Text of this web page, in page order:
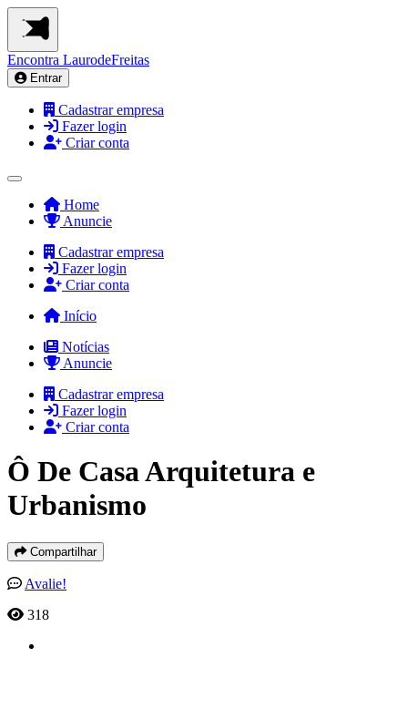
Encontra LaurodeFreitas
Entrar
Cadastrar empresa
Fazer login
Criar conta
Home
Anuncie
Cadastrar empresa
Fazer login
Criar conta
Início
Notícias
Anuncie
Cadastrar empresa
Fazer login
Criar conta
Ô De Casa Arquitetura e
Urbanismo
Compartilhar
Avalie!
318